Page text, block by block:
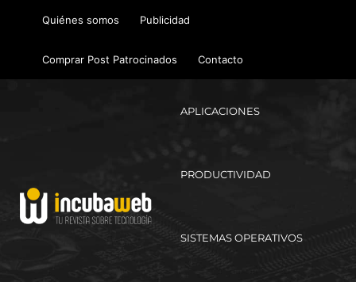
Quiénes somos Publicidad
Comprar Post Patrocinados Contacto
APLICACIONES
PRODUCTIVIDAD
SISTEMAS OPERATIVOS